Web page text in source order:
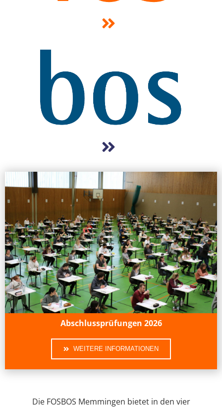
Abschlussprüfungen 2026
WEITERE INFORMATIONEN
Die FOSBOS Memmingen bietet in den vier